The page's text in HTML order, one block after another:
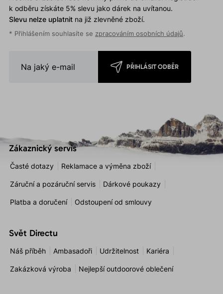
k odběru získáte 5% slevu jako dárek na uvítanou.
Slevu nelze uplatnitna již zlevněné zboží.
* Přihlášením souhlasíte se zpracováním osobních údajů.
PŘIHLÁSIT ODBĚR
Zákaznický servis
Časté dotazy Reklamace a výměna zboží
Záruční a pozáruční servis Dárkové poukazy
Platba a doručení Odstoupení od smlouvy
Svět Directu
Náš příběh Ambasadoři Udržitelnost Kariéra
Zakázková výroba Nejlepší outdoorové oblečení